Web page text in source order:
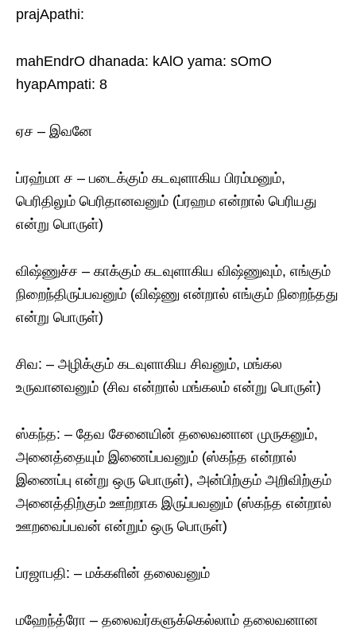
prajApathi:
mahEndrO dhanada: kAlO yama: sOmO
hyapAmpati: 8
ஏச – இவனே
ப்ரஹ்மா ச – படைக்கும் கடவுளாகிய பிரம்மனும்,
பெரிதிலும் பெரிதானவனும் (ப்ரஹம என்றால் பெரியது
என்று பொருள்)
விஷ்ணுச்ச – காக்கும் கடவுளாகிய விஷ்ணுவும், எங்கும்
நிறைந்திருப்பவனும் (விஷ்ணு என்றால் எங்கும் நிறைந்தது
என்று பொருள்)
சிவ: – அழிக்கும் கடவுளாகிய சிவனும், மங்கல
உருவானவனும் (சிவ என்றால் மங்கலம் என்று பொருள்)
ஸ்கந்த: – தேவ சேனையின் தலைவனான முருகனும்,
அனைத்தையும் இணைப்பவனும் (ஸ்கந்த என்றால்
இணைப்பு என்று ஒரு பொருள்), அன்பிற்கும் அறிவிற்கும்
அனைத்திற்கும் ஊற்றாக இருப்பவனும் (ஸ்கந்த என்றால்
ஊறவைப்பவன் என்றும் ஒரு பொருள்)
ப்ரஜாபதி: – மக்களின் தலைவனும்
மஹேந்த்ரோ – தலைவர்களுக்கெல்லாம் தலைவனான